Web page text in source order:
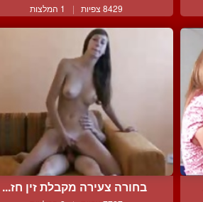
8429 צפיות | 1 המלצות
בחורה צעירה מקבלת זין חז...